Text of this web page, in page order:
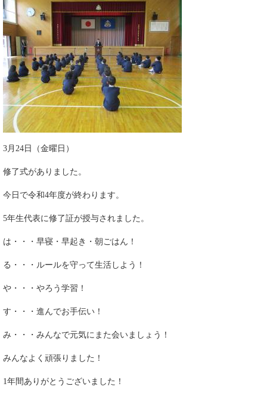
3月24日（金曜日）
修了式がありました。
今日で令和4年度が終わります。
5年生代表に修了証が授与されました。
は・・・早寝・早起き・朝ごはん！
る・・・ルールを守って生活しよう！
や・・・やろう学習！
す・・・進んでお手伝い！
み・・・みんなで元気にまた会いましょう！
みんなよく頑張りました！
1年間ありがとうございました！